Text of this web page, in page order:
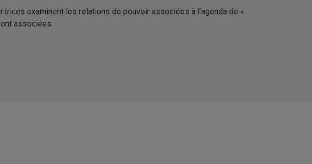
examinent les relations de pouvoir associées à l’agenda de «
associées.